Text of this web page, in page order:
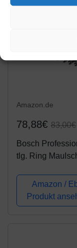
abgewinkelte
Amazon.de
78,88€ 83,00€
Bosch
tlg. Ring
mm, Chrom
Stahl,
Amazon /
Produkt